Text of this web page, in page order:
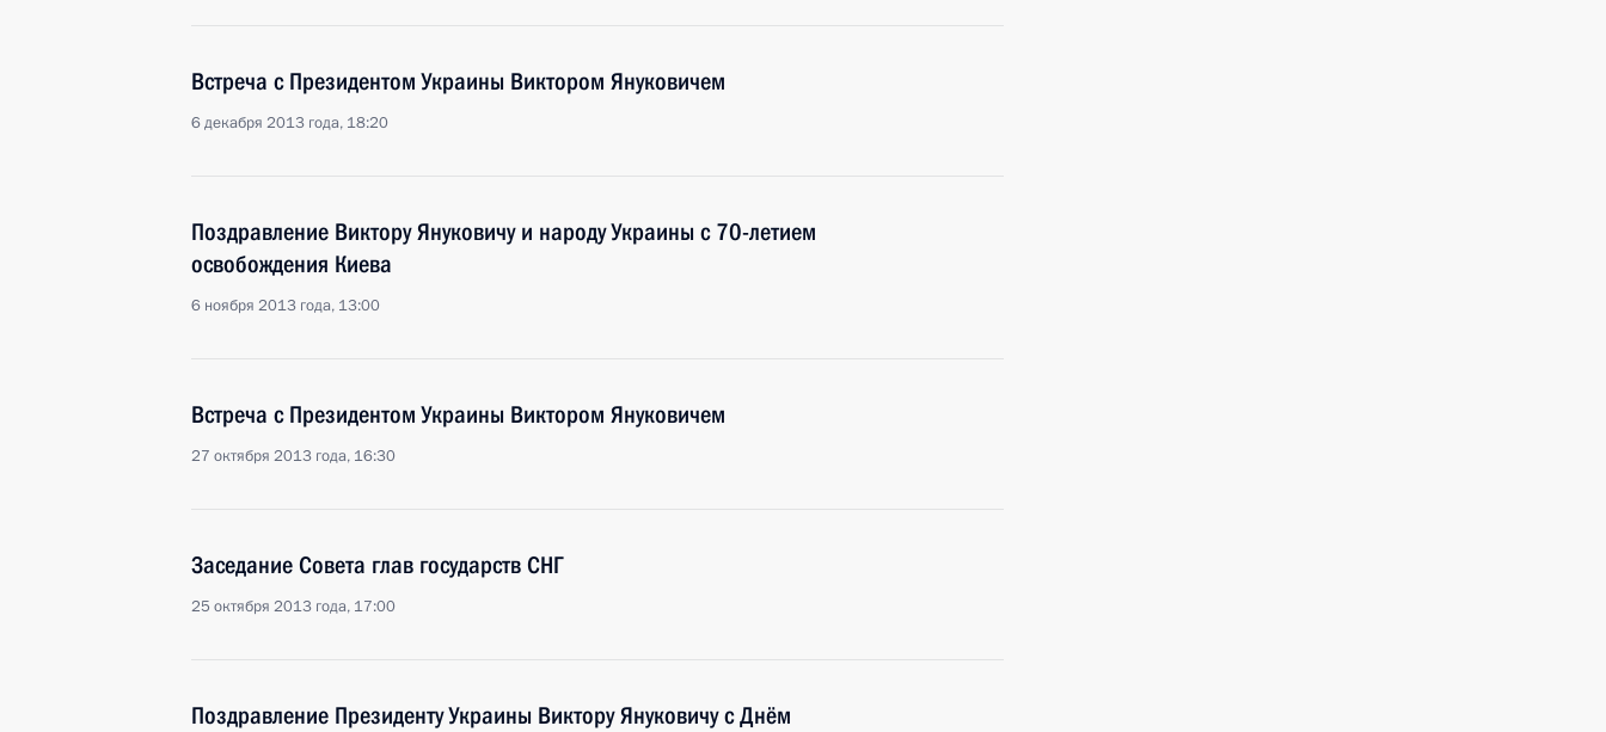
Встреча с Президентом Украины Виктором Януковичем
6 декабря 2013 года, 18:20
Поздравление Виктору Януковичу и народу Украины с 70-летием
освобождения Киева
6 ноября 2013 года, 13:00
Встреча с Президентом Украины Виктором Януковичем
27 октября 2013 года, 16:30
Заседание Совета глав государств СНГ
25 октября 2013 года, 17:00
Поздравление Президенту Украины Виктору Януковичу с Днём